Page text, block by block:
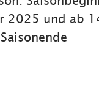
2025 und ab